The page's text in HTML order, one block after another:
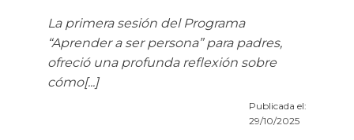
La primera sesión del Programa
“Aprender a ser persona” para padres,
ofreció una profunda reflexión sobre
cómo[...]
Publicada el:
29/10/2025